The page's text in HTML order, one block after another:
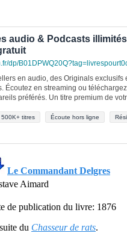
audio & Podcasts
dp/
en audio, des Originals exclusifs
Écoutez en streaming ou
préférés. Un titre premium de
500K+ titres Écoute hors ligne
Le Commandant Delgres
Aimard
de publication du livre: 1876
du Chasseur de rats.